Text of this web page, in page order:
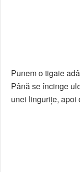
Punem o tigaie
Până se încinge
unei lingurițe, apoi